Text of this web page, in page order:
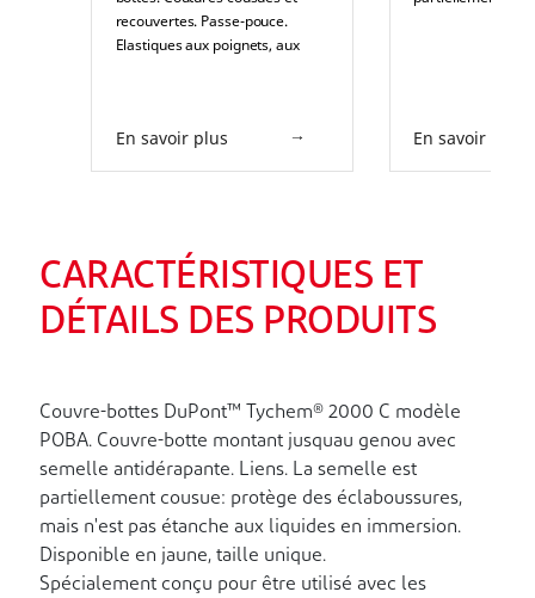
recouvertes. Passe-pouce.
Elastiques aux poignets, aux
niveau du menton auto-
En savoir plus En savoir plus
CARACTÉRISTIQUES ET
DÉTAILS DES PRODUITS
Couvre-bottes DuPont™ Tychem® 2000 C modèle
POBA. Couvre-botte montant jusquau genou avec
semelle antidérapante. Liens. La semelle est
partiellement cousue: protège des éclaboussures,
mais n'est pas étanche aux liquides en immersion.
Disponible en jaune, taille unique.
Spécialement conçu pour être utilisé avec les